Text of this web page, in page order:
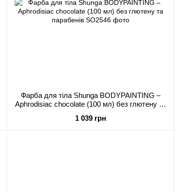
Фарба для тіла Shunga BODYPAINTING –
Aphrodisiac chocolate (100 мл) без глютену та
1 039 грн